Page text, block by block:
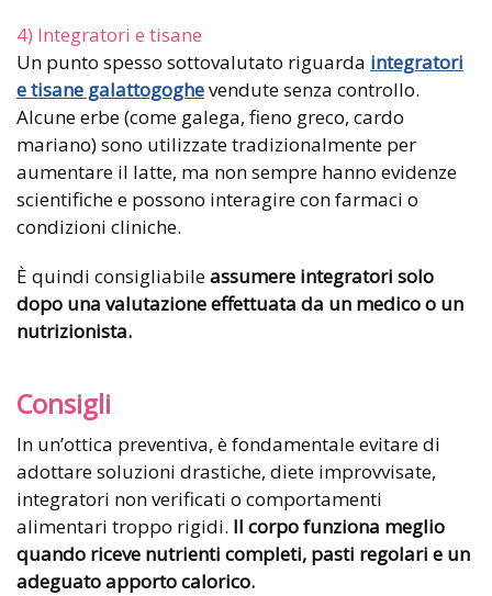
4) Integratori e tisane
Un punto spesso sottovalutato riguarda integratori
e tisane galattogoghevendute senza controllo.
Alcune erbe (come galega, fieno greco, cardo
mariano) sono utilizzate tradizionalmente per
aumentare il latte, ma non sempre hanno evidenze
scientifiche e possono interagire con farmaci o
condizioni cliniche.
È quindi consigliabileassumere integratori solo
dopo una valutazione effettuata da un medico o un
nutrizionista.
Consigli
In un’ottica preventiva, è fondamentale evitare di
adottare soluzioni drastiche, diete improvvisate,
integratori non verificati o comportamenti
alimentari troppo rigidi. Il corpo funziona meglio
quando riceve nutrienti completi, pasti regolari e un
adeguato apporto calorico.